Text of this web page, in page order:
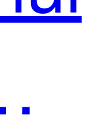
容运营